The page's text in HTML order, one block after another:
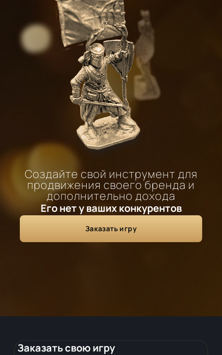
Создайте свой инструмент для
продвижения своего бренда и
дополнительно дохода
Его нет у ваших конкурентов
Заказать игру
Заказать свою игру